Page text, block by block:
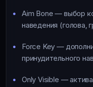
Aim Bone — выбор
наведения (голова,
Force Key —
принудительного
Only Visible —